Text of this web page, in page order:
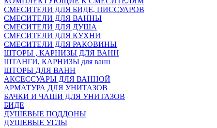
СМЕСИТЕЛИ ДЛЯ БИДЕ, ПИССУАРОВ
СМЕСИТЕЛИ ДЛЯ ВАННЫ
СМЕСИТЕЛИ ДЛЯ ДУША
СМЕСИТЕЛИ ДЛЯ КУХНИ
СМЕСИТЕЛИ ДЛЯ РАКОВИНЫ
ШТОРЫ , КАРНИЗЫ ДЛЯ ВАНН
ШТАНГИ, КАРНИЗЫ для ванн
ШТОРЫ ДЛЯ ВАНН
АКСЕССУАРЫ ДЛЯ ВАННОЙ
АРМАТУРА ДЛЯ УНИТАЗОВ
БАЧКИ И ЧАШИ ДЛЯ УНИТАЗОВ
БИДЕ
ДУШЕВЫЕ ПОДДОНЫ
ДУШЕВЫЕ УГЛЫ